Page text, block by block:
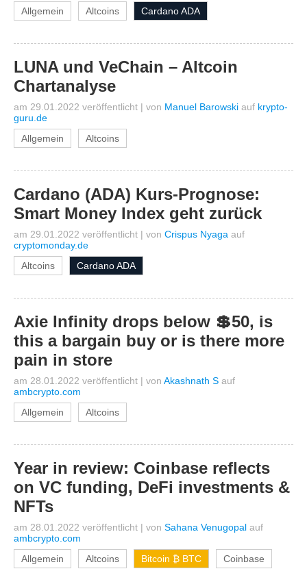
Allgemein
Altcoins Cardano ADA
LUNA und VeChain – Altcoin
Chartanalyse
am 29.01.2022 veröffentlicht | von Manuel Barowski auf krypto-
guru.de
Allgemein
Altcoins
Cardano (ADA) Kurs-Prognose:
Smart Money Index geht zurück
am 29.01.2022 veröffentlicht | von Crispus Nyaga auf
cryptomonday.de
Altcoins
Cardano ADA
Axie Infinity drops below 💲50, is
this a bargain buy or is there more
pain in store
am 28.01.2022 veröffentlicht | von Akashnath S auf
ambcrypto.com
Allgemein
Altcoins
Year in review: Coinbase reflects
on VC funding, DeFi investments &
NFTs
am 28.01.2022 veröffentlicht | von Sahana Venugopal auf
ambcrypto.com
Allgemein
Altcoins Bitcoin ₿ BTC Coinbase